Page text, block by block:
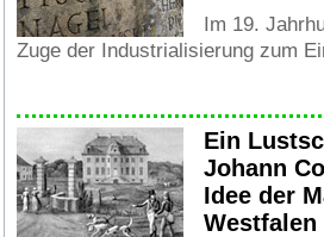
Im 19.
Zuge der Industrialisierung zum
Ein
Johann
Idee der
Westfalen